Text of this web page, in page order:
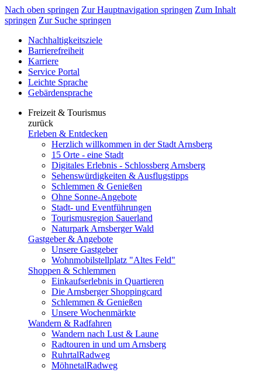
Nach oben springen Zur Hauptnavigation springen Zum Inhalt
springen Zur Suche springen
Nachhaltigkeitsziele
Barrierefreiheit
Karriere
Service Portal
Leichte Sprache
Gebärdensprache
Freizeit & Tourismus
zurück
Erleben & Entdecken
Herzlich willkommen in der Stadt Arnsberg
15 Orte - eine Stadt
Digitales Erlebnis - Schlossberg Arnsberg
Sehenswürdigkeiten & Ausflugstipps
Schlemmen & Genießen
Ohne Sonne-Angebote
Stadt- und Eventführungen
Tourismusregion Sauerland
Naturpark Arnsberger Wald
Gastgeber & Angebote
Unsere Gastgeber
Wohnmobilstellplatz "Altes Feld"
Shoppen & Schlemmen
Einkaufserlebnis in Quartieren
Die Arnsberger Shoppingcard
Schlemmen & Genießen
Unsere Wochenmärkte
Wandern & Radfahren
Wandern nach Lust & Laune
Radtouren in und um Arnsberg
RuhrtalRadweg
MöhnetalRadweg